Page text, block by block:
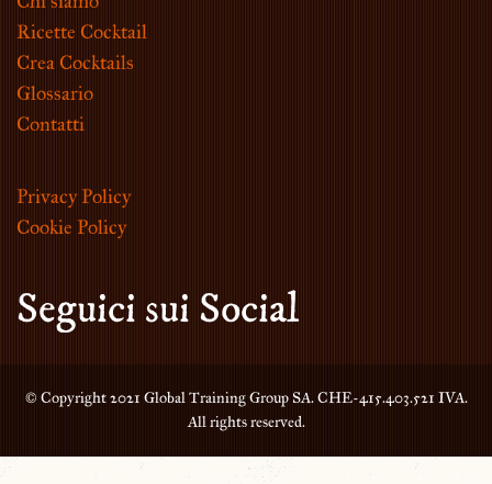
Ricette Cocktail
Crea Cocktails
Glossario
Contatti
Privacy Policy
Cookie Policy
Seguici sui Social
© Copyright 2021 Global Training Group SA. CHE-415.403.521 IVA.
All rights reserved.